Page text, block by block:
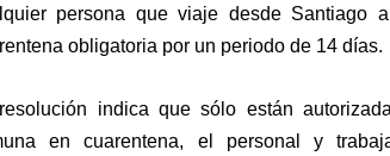
persona que viaje desde Santiago
obligatoria por un periodo de 14 días.
indica que sólo están
en cuarentena, el personal y